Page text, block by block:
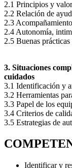
2.1 Principios y
2.2 Relación de
2.3
2.4 Autonomía,
2.5 Buenas
3. Situaciones
cuidados
3.1 Identificación y
3.2 Herramientas
3.3 Papel de los
3.4 Criterios de
3.5 Estrategias de
Identificar y